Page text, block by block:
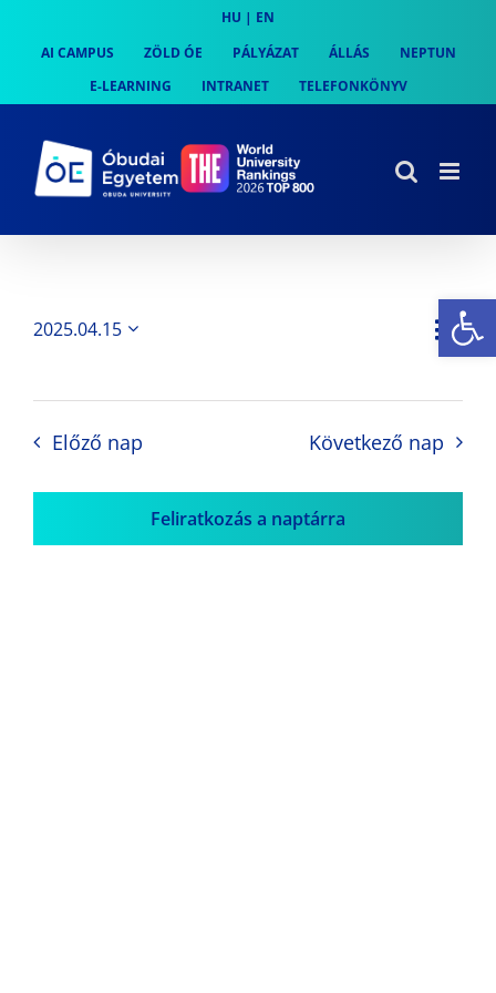
content
HU | EN
AI CAMPUS
ZÖLD ÓE PÁLYÁZAT ÁLLÁS
NEPTUN
E-LEARNING
INTRANET TELEFONKÖNYV
Nap
2025.04.15
Előző nap Következő nap
Feliratkozás a naptárra